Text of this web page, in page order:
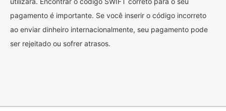
pagamento é importante. Se você inserir o código incorreto
ao enviar dinheiro internacionalmente, seu pagamento pode
ser rejeitado ou sofrer atrasos.